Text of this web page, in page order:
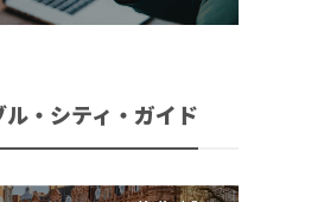
ル・シティ・ガイド